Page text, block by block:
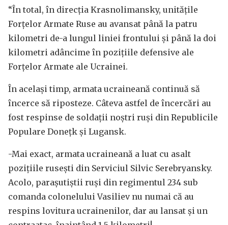
“În total, în direcția Krasnolimansky, unitățile
Forțelor Armate Ruse au avansat până la patru
kilometri de-a lungul liniei frontului și până la doi
kilometri adâncime în pozițiile defensive ale
Forțelor Armate ale Ucrainei.
În același timp, armata ucraineană continuă să
încerce să riposteze. Câteva astfel de încercări au
fost respinse de soldații noștri ruși din Republicile
Populare Donețk și Lugansk.
-Mai exact, armata ucraineană a luat cu asalt
pozițiile rusești din Serviciul Silvic Serebryansky.
Acolo, parașutiștii ruși din regimentul 234 sub
comanda colonelului Vasiliev nu numai că au
respins lovitura ucrainenilor, dar au lansat și un